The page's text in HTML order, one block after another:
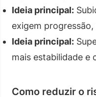
Ideia principal:
exigem
Ideia principal:
mais estabilidade
Como reduzir o